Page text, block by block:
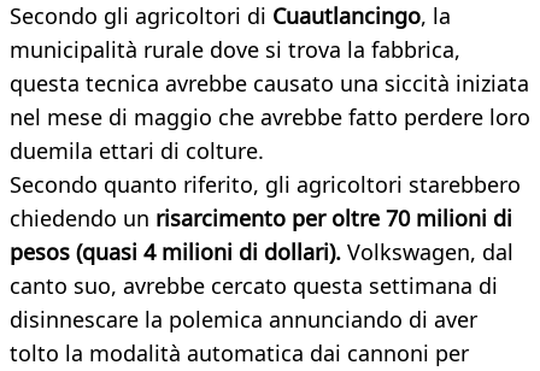
Secondo gli agricoltori di Cuautlancingo, la
municipalità rurale dove si trova la fabbrica,
questa tecnica avrebbe causato una siccità iniziata
nel mese di maggio che avrebbe fatto perdere loro
duemila ettari di colture.
Secondo quanto riferito, gli agricoltori starebbero
chiedendo un risarcimento per oltre 70 milioni di
pesos (quasi 4 milioni di dollari). Volkswagen, dal
canto suo, avrebbe cercato questa settimana di
disinnescare la polemica annunciando di aver
tolto la modalità automatica dai cannoni per